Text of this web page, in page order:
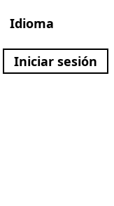
Idioma
Iniciar sesión